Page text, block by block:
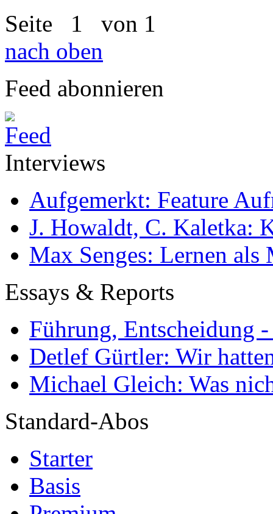
Seite 1 von 1
nach oben
Feed abonnieren
Interviews
Aufgemerkt: Feature
J. Howaldt, C. Kaletka:
Max Senges: Lernen als
Essays & Reports
Führung, Entscheidung
Detlef Gürtler: Wir
Michael Gleich: Was
Standard-Abos
Starter
Basis